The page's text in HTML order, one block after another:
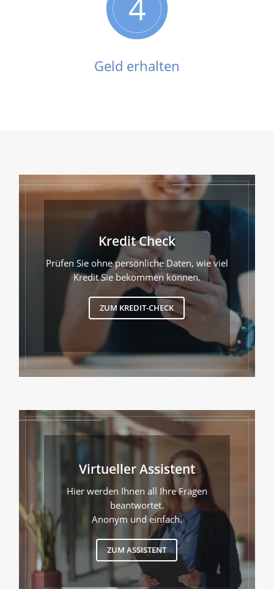
4
Geld erhalten
Kredit Check
Prüfen Sie ohne persönliche Daten, wie viel
Kredit Sie bekommen können.
ZUM KREDIT-CHECK
Virtueller Assistent
Hier werden Ihnen all Ihre Fragen
beantwortet.
Anonym und einfach.
ZUM ASSISTENT